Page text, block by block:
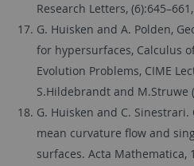
Research Letters,
G. Huisken and A. Polden,
for hypersurfaces, Calculus
Evolution Problems, CIME
S.Hildebrandt and M.Struwe
G. Huisken and C.
mean curvature flow and
surfaces. Acta Mathematica,